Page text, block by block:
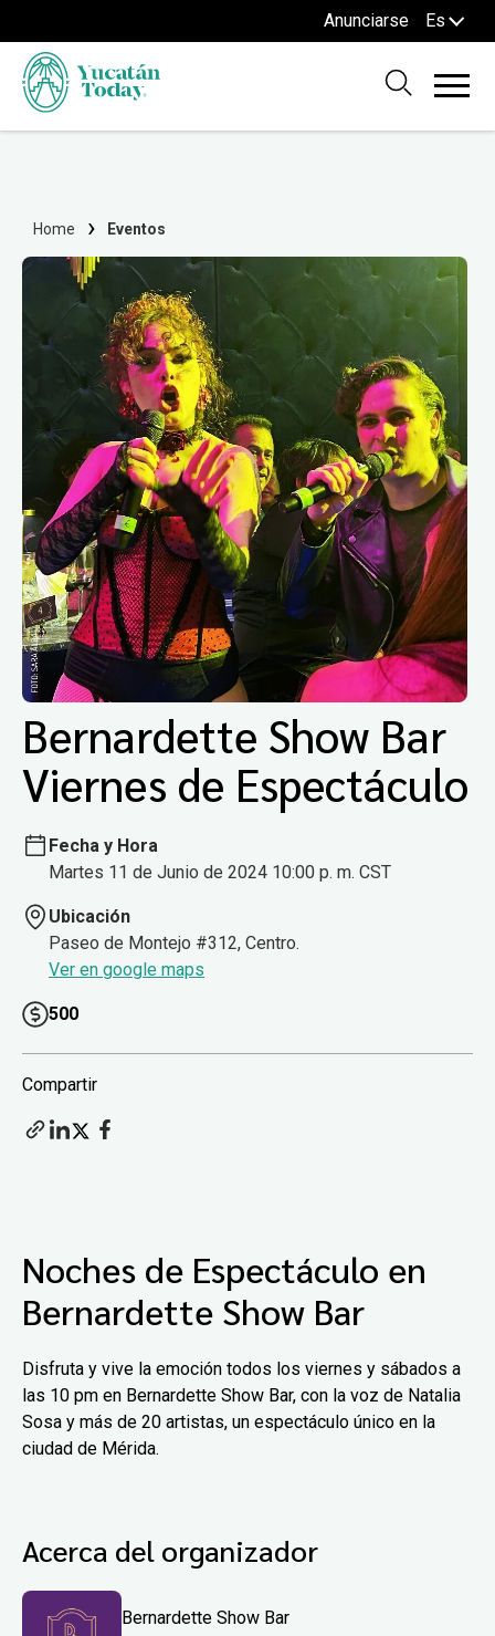
Anunciarse Es
Home Eventos
Bernardette Show Bar
Viernes de Espectáculo
Fecha y Hora
Martes 11 de Junio de 2024 10:00 p. m. CST
Ubicación
Paseo de Montejo #312, Centro.
Ver en google maps
500
Compartir
Noches de Espectáculo en
Bernardette Show Bar
Disfruta y vive la emoción todos los viernes y sábados a
las 10 pm en Bernardette Show Bar, con la voz de Natalia
Sosa y más de 20 artistas, un espectáculo único en la
ciudad de Mérida.
Acerca del organizador
Bernardette Show Bar